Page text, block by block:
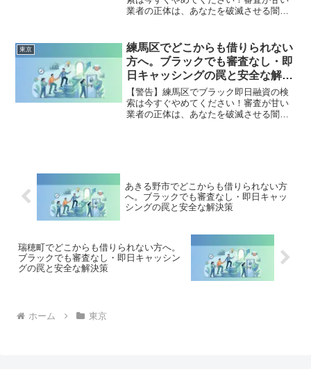
業者の正体は、あなたを破滅させる闇金
区で違法業者を避け、借金地獄から抜け
出した方々の実体験と確実な解決策を完
全公開。
東京
練馬区でどこからも借りられない
方へ。ブラックでも審査なし・即
日キャッシングの罠と安全な解決
策
【警告】練馬区でブラック即日融資の検
索は今すぐやめてください！審査が甘い
業者の正体は、あなたを破滅させる闇金
あきる野市でどこからも借りられない方
へ。ブラックでも審査なし・即日キャッ
シングの罠と安全な解決策
瑞穂町でどこからも借りられない方へ。
ブラックでも審査なし・即日キャッシン
グの罠と安全な解決策
ホーム 東京